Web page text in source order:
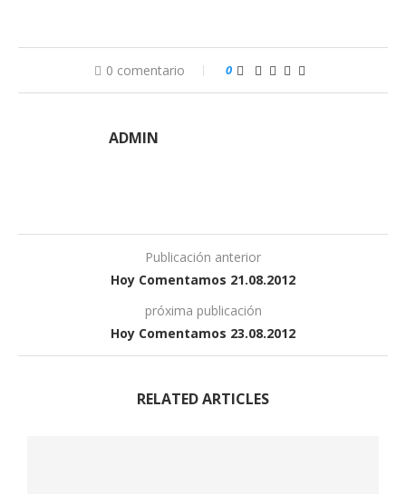
0 comentario 0
ADMIN
Publicación anterior
Hoy Comentamos 21.08.2012
próxima publicación
Hoy Comentamos 23.08.2012
RELATED ARTICLES